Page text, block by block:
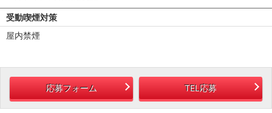
受動喫煙対策
屋内禁煙
応募フォーム TEL応募